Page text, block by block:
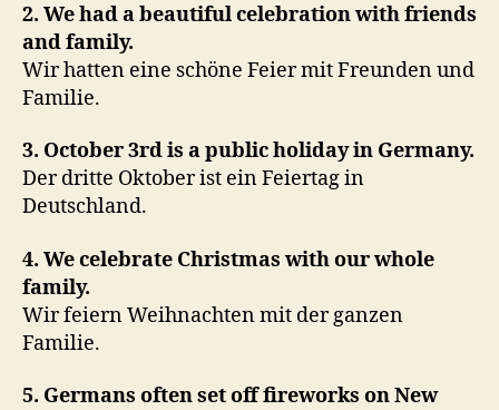
2. We had a beautiful celebration with friends
and family.
Wir hatten eine schöne Feier mit Freunden und
Familie.
3. October 3rd is a public holiday in Germany.
Der dritte Oktober ist ein Feiertag in
Deutschland.
4. We celebrate Christmas with our whole
family.
Wir feiern Weihnachten mit der ganzen
Familie.
5. Germans often set off fireworks on New